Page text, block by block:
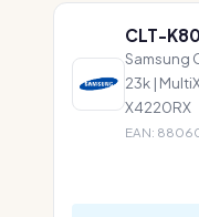
CLT-
Samsung
23k |
X4220RX
EAN: